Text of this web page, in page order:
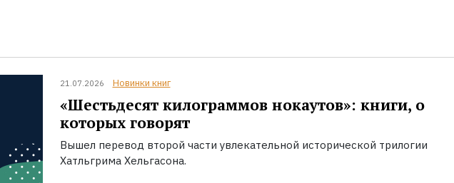
21.07.2026 Новинки книг
«Шестьдесят килограммов нокаутов»: книги, о
которых говорят
Вышел перевод второй части увлекательной исторической трилогии
Хатльгрима Хельгасона.